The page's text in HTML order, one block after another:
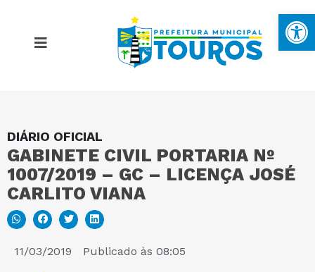
DIÁRIO OFICIAL
GABINETE CIVIL PORTARIA Nº
1007/2019 – GC – LICENÇA JOSÉ
CARLITO VIANA
11/03/2019 Publicado às 08:05
MAPA DO SITE
PORTAL DA TRANSPARÊNCIA
E-SIC